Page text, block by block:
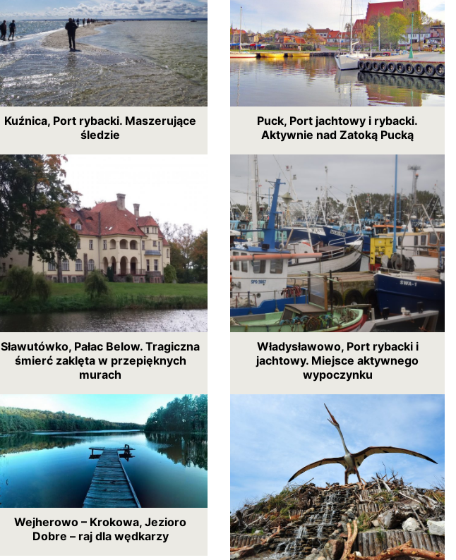
Kuźnica, Port rybacki. Maszerujące
śledzie
Puck, Port jachtowy i rybacki.
Aktywnie nad Zatoką Pucką
Sławutówko, Pałac Below. Tragiczna
śmierć zaklęta w przepięknych
murach
Władysławowo, Port rybacki i
jachtowy. Miejsce aktywnego
wypoczynku
Wejherowo – Krokowa, Jezioro
Dobre – raj dla wędkarzy